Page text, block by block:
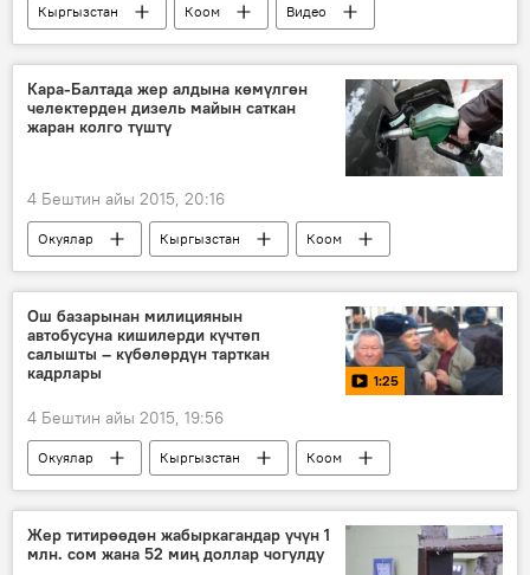
Кыргызстан Коом
Видео
Жаңылыктар
Темир Сариев
Саякбай Каралаев
айкел
Кара-Балтада жер алдына көмүлгөн
челектерден дизель майын саткан
жаран колго түштү
4 Бештин айы 2015, 20:16
Окуялар Кыргызстан
Коом
Жаңылыктар
май
дизель
иликтөө
челек
Ош базарынан милициянын
автобусуна кишилерди күчтөп
салышты – күбөлөрдүн тарткан
кадрлары
1:25
4 Бештин айы 2015, 19:56
Окуялар Кыргызстан
Коом
Видео
Жаңылыктар
Бишкек
Ош базары
автобус
милиция
уюлдук телефон
Жер титирөөдөн жабыркагандар үчүн 1
млн. сом жана 52 миң доллар чогулду